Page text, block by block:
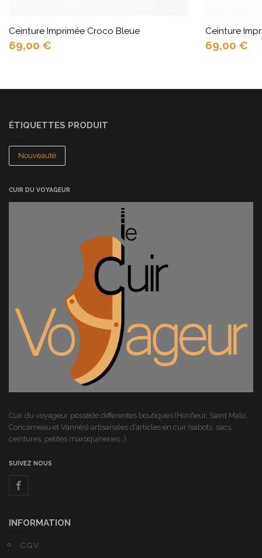
Ceinture Imprimée Croco Bleue
69,00 €
Ceinture
69,00 €
ÉTIQUETTES PRODUIT
Nouveauté
CUIR DU VOYAGEUR
Cuir du voyageur possède différentes boutiques (Honfleur, Saint Malo,
Concarneau et Vannes) artisanales d’articles en cuir (sabots, sacs,
ceintures, petites maroquineries…)
SUIVEZ NOUS
INFORMATION
C.G.V.